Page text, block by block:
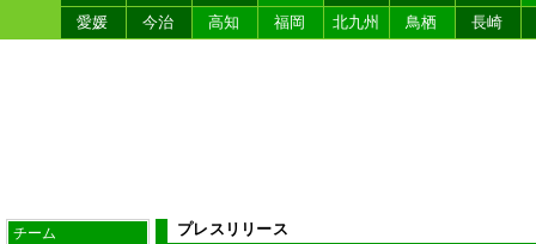
愛媛
今治 高知 福岡 北九州 鳥栖 長崎
チーム プレスリリース